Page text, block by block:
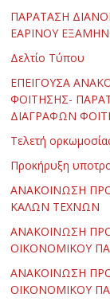
ΠΑΡΑΤΑΣΗ
ΕΑΡΙΝΟΥ
Δελτίο Τύπου
ΕΠΕΙΓΟΥΣΑ
ΦΟΙΤΗΣΗΣ-
ΔΙΑΓΡΑΦΩΝ
Τελετή
Προκήρυξη
ΑΝΑΚΟΙΝΩΣΗ
ΚΑΛΩΝ ΤΕΧΝΩΝ
ΑΝΑΚΟΙΝΩΣΗ
ΟΙΚΟΝΟΜΙΚΟΥ
ΑΝΑΚΟΙΝΩΣΗ
ΟΙΚΟΝΟΜΙΚΟΥ